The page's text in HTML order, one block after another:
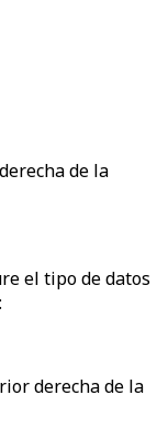
de la
el tipo de datos
derecha de la